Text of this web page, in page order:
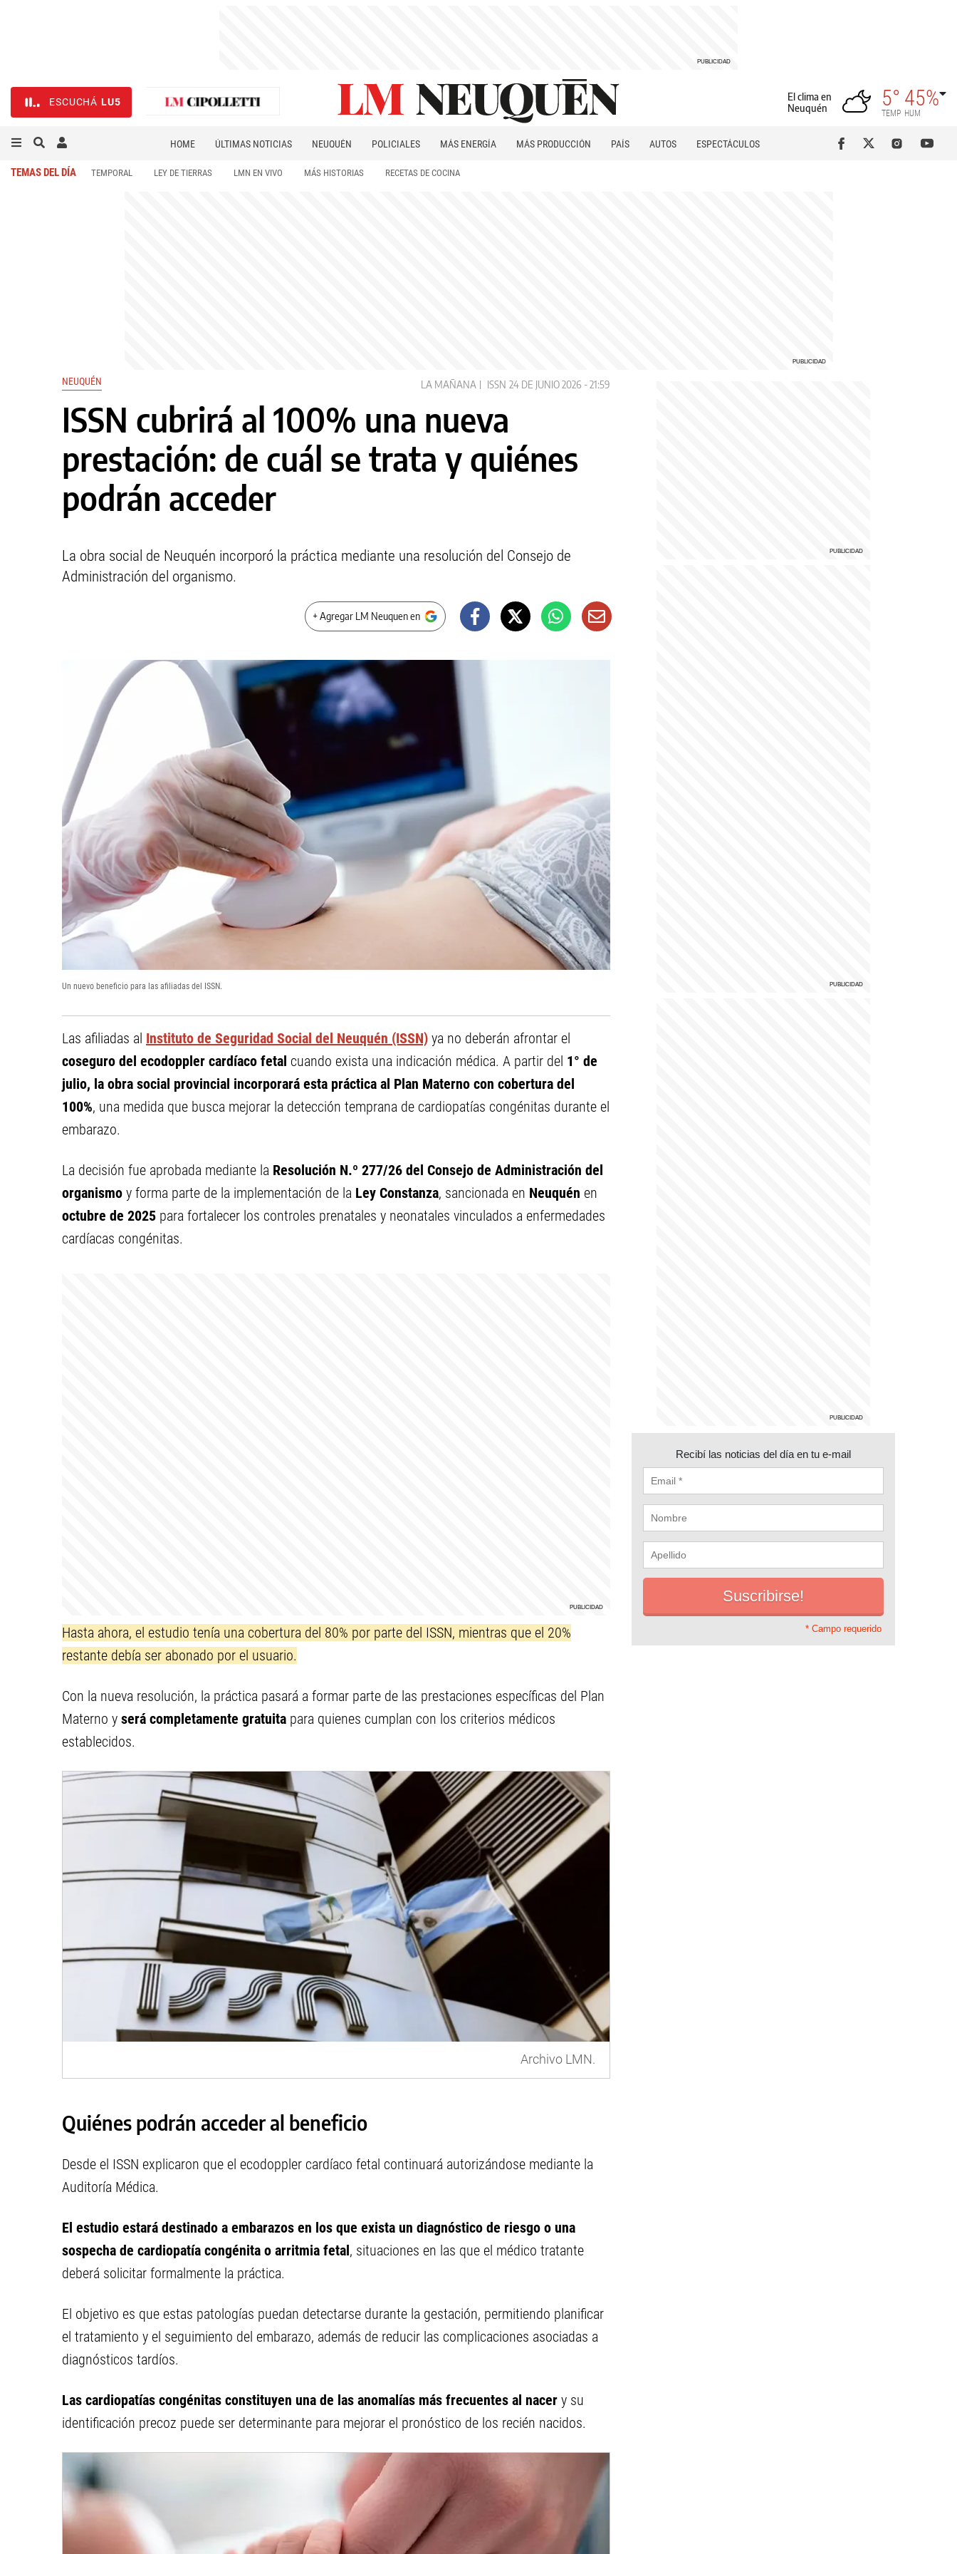
ESCUCHÁ LU5
El clima en
Neuquén
5°
TEMP
45%
HUM
HOME ÚLTIMAS NOTICIAS NEUQUÉN POLICIALES MÁS ENERGÍA MÁS PRODUCCIÓN PAÍS AUTOS
ESPECTÁCULOS
TEMAS DEL DÍA TEMPORAL LEY DE TIERRAS LMN EN VIVO MÁS HISTORIAS RECETAS DE COCINA
NEUQUÉN LA MAÑANA ISSN 24 DE JUNIO 2026 - 21:59
ISSN cubrirá al 100% una nueva
prestación: de cuál se trata y quiénes
podrán acceder
La obra social de Neuquén incorporó la práctica mediante una resolución del Consejo de
Administración del organismo.
+ Agregar LM Neuquen en
Un nuevo beneficio para las afiliadas del ISSN.
Las afiliadas al Instituto de Seguridad Social del Neuquén (ISSN) ya no deberán afrontar el
coseguro del ecodoppler cardíaco fetal cuando exista una indicación médica. A partir del 1° de
julio, la obra social provincial incorporará esta práctica al Plan Materno con cobertura del
100%, una medida que busca mejorar la detección temprana de cardiopatías congénitas durante el
embarazo.
La decisión fue aprobada mediante la Resolución N.º 277/26 del Consejo de Administración del
organismo y forma parte de la implementación de la Ley Constanza, sancionada en Neuquén en
octubre de 2025 para fortalecer los controles prenatales y neonatales vinculados a enfermedades
cardíacas congénitas.
Hasta ahora, el estudio tenía una cobertura del 80% por parte del ISSN, mientras que el 20%
restante debía ser abonado por el usuario.
Con la nueva resolución, la práctica pasará a formar parte de las prestaciones específicas del Plan
Materno y será completamente gratuita para quienes cumplan con los criterios médicos
establecidos.
Archivo LMN.
Quiénes podrán acceder al beneficio
Desde el ISSN explicaron que el ecodoppler cardíaco fetal continuará autorizándose mediante la
Auditoría Médica.
El estudio estará destinado a embarazos en los que exista un diagnóstico de riesgo o una
sospecha de cardiopatía congénita o arritmia fetal, situaciones en las que el médico tratante
deberá solicitar formalmente la práctica.
El objetivo es que estas patologías puedan detectarse durante la gestación, permitiendo planificar
el tratamiento y el seguimiento del embarazo, además de reducir las complicaciones asociadas a
diagnósticos tardíos.
Las cardiopatías congénitas constituyen una de las anomalías más frecuentes al nacer y su
identificación precoz puede ser determinante para mejorar el pronóstico de los recién nacidos.
Recibí las noticias del día en tu e-mail
* Campo requerido